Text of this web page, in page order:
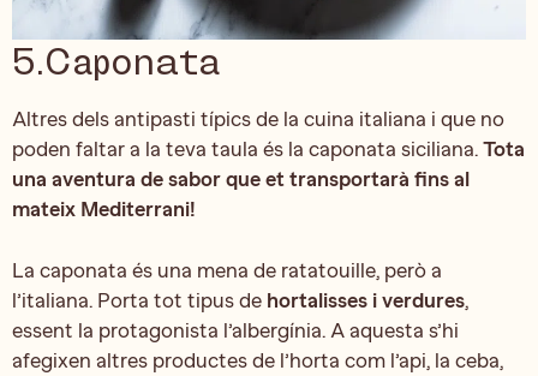
5.Caponata
Altres dels antipasti típics de la cuina italiana i que no
poden faltar a la teva taula és la caponata siciliana. Tota
una aventura de sabor que et transportarà fins al
mateix Mediterrani!
La caponata és una mena de ratatouille, però a
l’italiana. Porta tot tipus de hortalisses i verdures,
essent la protagonista l’albergínia. A aquesta s’hi
afegixen altres productes de l’horta com l’api, la ceba,